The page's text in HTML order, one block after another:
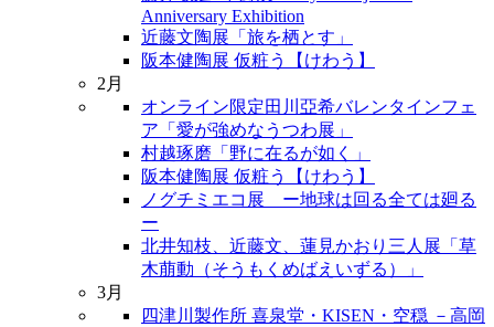
Anniversary Exhibition
近藤文陶展「旅を栖とす」
阪本健陶展 仮粧う【けわう】
2月
オンライン限定田川亞希バレンタインフェ
ア「愛が強めなうつわ展」
村越琢磨「野に在るが如く」
阪本健陶展 仮粧う【けわう】
ノグチミエコ展 ー地球は回る全ては廻る
ー
北井知枝、近藤文、蓮見かおり三人展「草
木萠動（そうもくめばえいずる）」
3月
四津川製作所 喜泉堂・KISEN・空穏 －高岡